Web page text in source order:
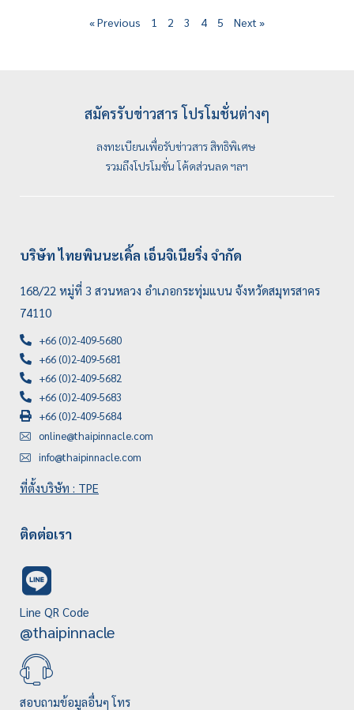
« Previous 1 2 3 4 5 Next »
สมัครรับข่าวสาร โปรโมชั่นต่างๆ
ลงทะเบียนเพื่อรับข่าวสาร สิทธิพิเศษ
รวมถึงโปรโมชั่น โค้ดส่วนลด ฯลฯ
บริษัท ไทยพินนะเคิ้ล เอ็นจิเนียริ่ง จำกัด
168/22 หมู่ที่ 3 สวนหลวง อำเภอกระทุ่มแบน จังหวัดสมุทรสาคร
74110
+66 (0)2-409-5680
+66 (0)2-409-5681
+66 (0)2-409-5682
+66 (0)2-409-5683
+66 (0)2-409-5684
online@thaipinnacle.com
info@thaipinnacle.com
ที่ตั้งบริษัท : TPE
ติดต่อเรา
Line QR Code
@thaipinnacle
สอบถามข้อมูลอื่นๆ โทร